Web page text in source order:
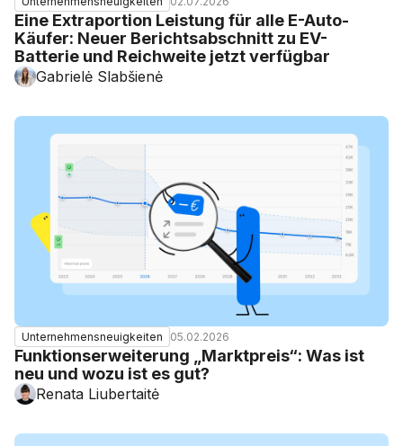
Eine Extraportion Leistung für alle E-Auto-
Käufer: Neuer Berichtsabschnitt zu EV-
Batterie und Reichweite jetzt verfügbar
Gabrielė Slabšienė
Unternehmensneuigkeiten 05.02.2026
Funktionserweiterung „Marktpreis“: Was ist
neu und wozu ist es gut?
Renata Liubertaitė